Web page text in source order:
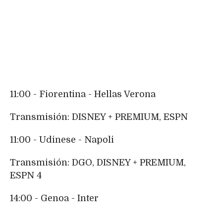
11:00 - Fiorentina - Hellas Verona
Transmisión: DISNEY + PREMIUM, ESPN
11:00 - Udinese - Napoli
Transmisión: DGO, DISNEY + PREMIUM,
ESPN 4
14:00 - Genoa - Inter